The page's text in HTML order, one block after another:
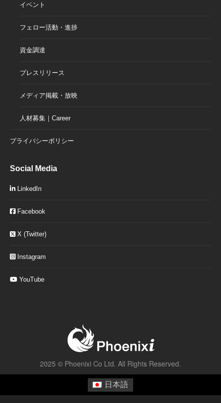
イベント
フェロー活動・進捗
資金調達
プレスリリース
メディア掲載・放映
人材募集｜Career
プライバシーポリシー
Social Media
LinkedIn
Facebook
X (Twitter)
Instagram
YouTube
2025 © Phoenixi Co Ltd. All Rights Reserved.
日本語